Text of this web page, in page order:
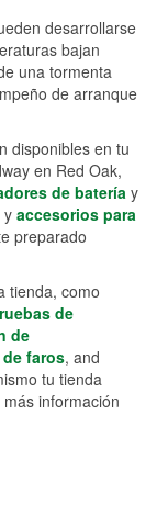
desarrollarse
bajan
una tormenta
de arranque
disponibles en tu
en Red Oak,
de bateríay
yaccesorios para
preparado
tienda, como
de
de
faros, and
tu tienda
información